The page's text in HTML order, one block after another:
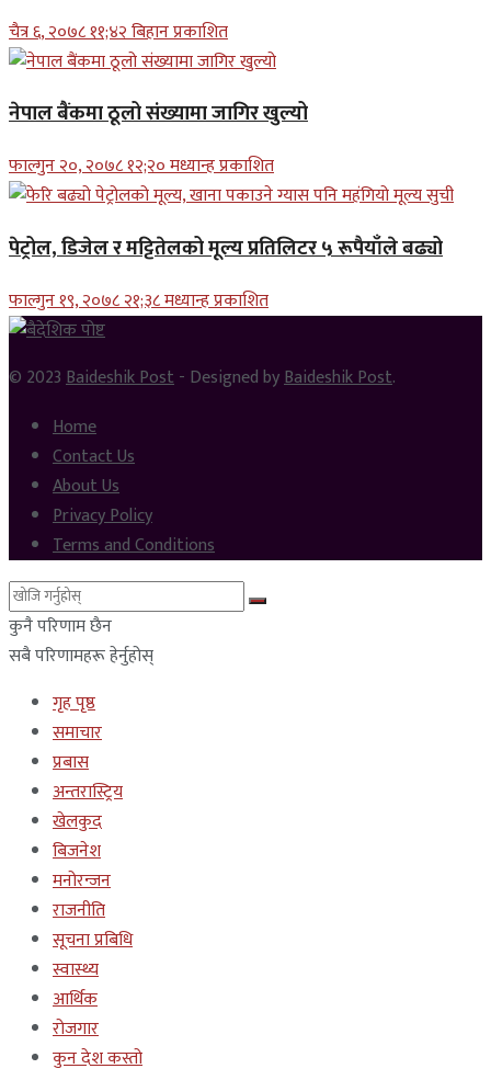
चैत्र ६, २०७८ ११;४२ बिहान प्रकाशित
नेपाल बैंकमा ठूलो संख्यामा जागिर खुल्यो
फाल्गुन २०, २०७८ १२;२० मध्यान्ह प्रकाशित
पेट्रोल, डिजेल र मट्टितेलको मूल्य प्रतिलिटर ५ रूपैयाँले बढ्यो
फाल्गुन १९, २०७८ २१;३८ मध्यान्ह प्रकाशित
© 2023Baideshik Post- Designed byBaideshik Post.
Home
Contact Us
About Us
Privacy Policy
Terms and Conditions
कुनै परिणाम छैन
सबै परिणामहरू हेर्नुहोस्
गृह पृष्ठ
समाचार
प्रबास
अन्तरास्ट्रिय
खेलकुद
बिजनेश
मनोरन्जन
राजनीति
सूचना प्रबिधि
स्वास्थ्य
आर्थिक
रोजगार
कुन देश कस्तो